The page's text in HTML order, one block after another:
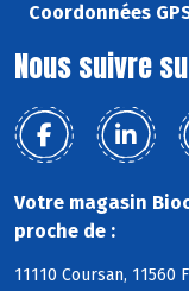
Coordonnées
Nous suivre
Votre magasin
proche de :
11110 Coursan, 11560